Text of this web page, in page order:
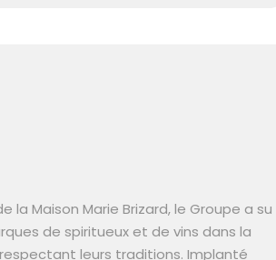
la Maison Marie Brizard, le Groupe a su
de spiritueux et de vins dans la
leurs traditions. Implanté